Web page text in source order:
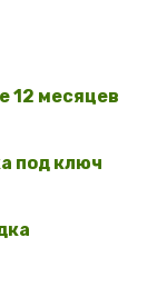
12 месяцев
под ключ